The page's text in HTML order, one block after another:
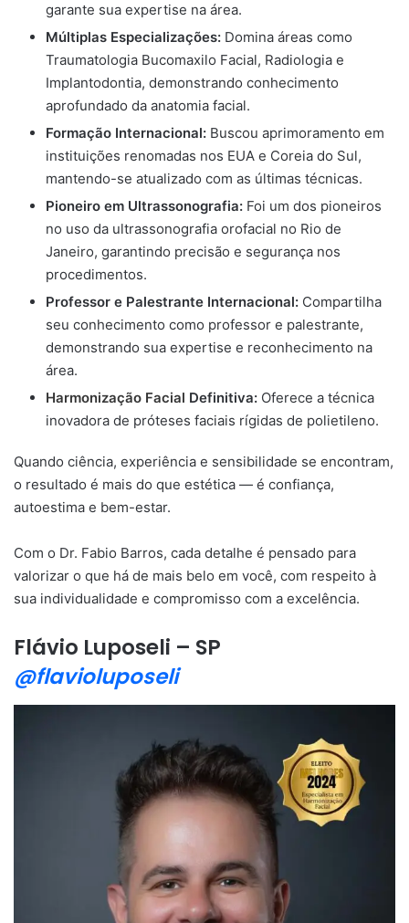
garante sua expertise na área.
Múltiplas Especializações: Domina áreas como
Traumatologia Bucomaxilo Facial, Radiologia e
Implantodontia, demonstrando conhecimento
aprofundado da anatomia facial.
Formação Internacional: Buscou aprimoramento em
instituições renomadas nos EUA e Coreia do Sul,
mantendo-se atualizado com as últimas técnicas.
Pioneiro em Ultrassonografia: Foi um dos pioneiros
no uso da ultrassonografia orofacial no Rio de
Janeiro, garantindo precisão e segurança nos
procedimentos.
Professor e Palestrante Internacional: Compartilha
seu conhecimento como professor e palestrante,
demonstrando sua expertise e reconhecimento na
área.
Harmonização Facial Definitiva: Oferece a técnica
inovadora de próteses faciais rígidas de polietileno.
Quando ciência, experiência e sensibilidade se encontram,
o resultado é mais do que estética — é confiança,
autoestima e bem-estar.
Com o Dr. Fabio Barros, cada detalhe é pensado para
valorizar o que há de mais belo em você, com respeito à
sua individualidade e compromisso com a excelência.
Flávio Luposeli – SP
@flavioluposeli